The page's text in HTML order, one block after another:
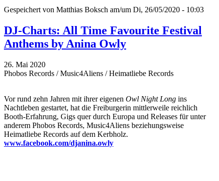
Gespeichert von Matthias Boksch am/um Di, 26/05/2020 - 10:03
DJ-Charts: All Time Favourite Festival
Anthems by Anina Owly
26. Mai 2020
Phobos Records / Music4Aliens / Heimatliebe Records
Vor rund zehn Jahren mit ihrer eigenen Owl Night Long ins
Nachtleben gestartet, hat die Freiburgerin mittlerweile reichlich
Booth-Erfahrung, Gigs quer durch Europa und Releases für unter
anderem Phobos Records, Music4Aliens beziehungsweise
Heimatliebe Records auf dem Kerbholz.
www.facebook.com/djanina.owly